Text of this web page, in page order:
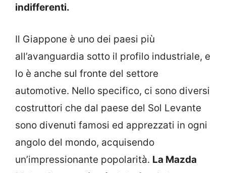
indifferenti.
Il Giappone è uno dei paesi più
all’avanguardia sotto il profilo industriale, e
lo è anche sul fronte del settore
automotive. Nello specifico, ci sono diversi
costruttori che dal paese del Sol Levante
sono divenuti famosi ed apprezzati in ogni
angolo del mondo, acquisendo
un’impressionante popolarità. La Mazda